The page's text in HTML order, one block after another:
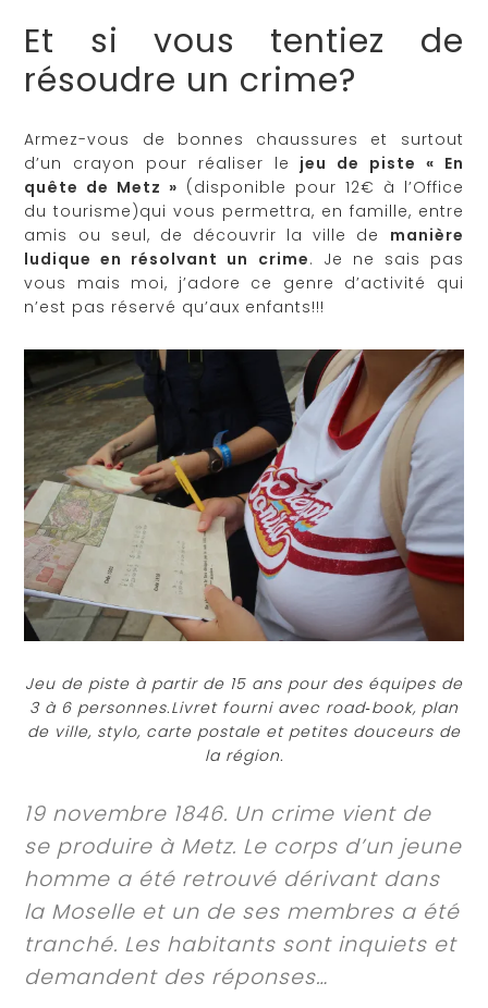
Et si vous tentiez de
résoudre un crime?
Armez-vous de bonnes chaussures et surtout
d’un crayon pour réaliser le jeu de piste « En
quête de Metz » (disponible pour 12€ à l’Office
du tourisme)qui vous permettra, en famille, entre
amis ou seul, de découvrir la ville de manière
ludique en résolvant un crime. Je ne sais pas
vous mais moi, j’adore ce genre d’activité qui
n’est pas réservé qu’aux enfants!!!
Jeu de piste à partir de 15 ans pour des équipes de
3 à 6 personnes.Livret fourni avec road‐book, plan
de ville, stylo, carte postale et petites douceurs de
la région.
19 novembre 1846. Un crime vient de
se produire à Metz. Le corps d’un jeune
homme a été retrouvé dérivant dans
la Moselle et un de ses membres a été
tranché. Les habitants sont inquiets et
demandent des réponses…